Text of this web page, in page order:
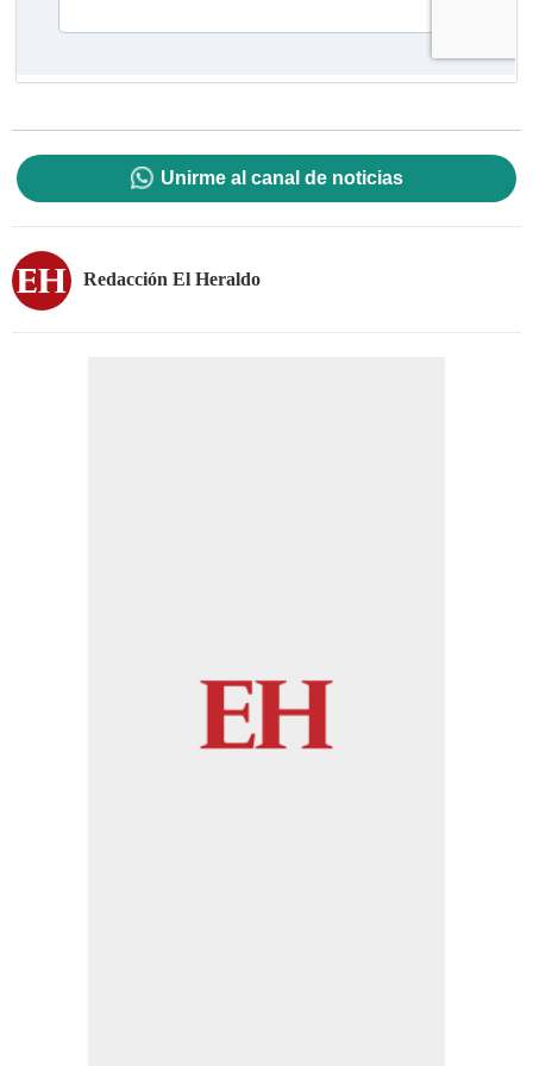
Unirme al canal de noticias
Redacción El Heraldo